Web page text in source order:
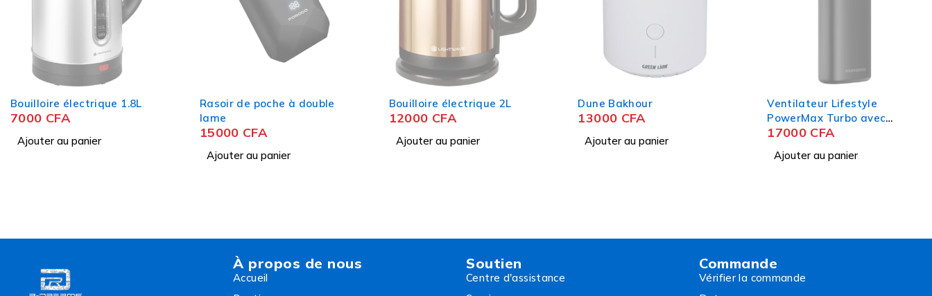
Bouilloire électrique 1.8L
7000 CFA
Ajouter au panier
Rasoir de poche à double
lame
15000 CFA
Ajouter au panier
Bouilloire électrique 2L
12000 CFA
Ajouter au panier
Dune Bakhour
13000 CFA
Ajouter au panier
Ventilateur Lifestyle
PowerMax Turbo avec
éclairage LED
17000 CFA
Ajouter au panier
À propos de nous
Accueil
Soutien
Centre d'assistance
Commande
Vérifier la commande